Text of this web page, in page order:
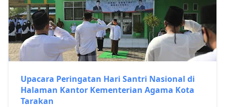
Upacara Peringatan Hari Santri Nasional di
Halaman Kantor Kementerian Agama Kota
Tarakan